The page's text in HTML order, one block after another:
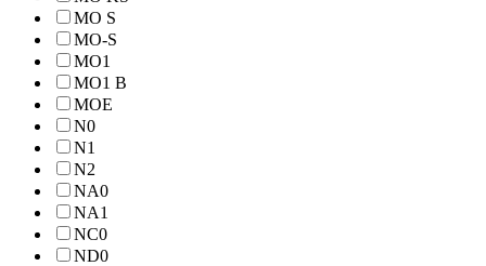
MO S
MO-S
MO1
MO1 B
MOE
N0
N1
N2
NA0
NA1
NC0
ND0